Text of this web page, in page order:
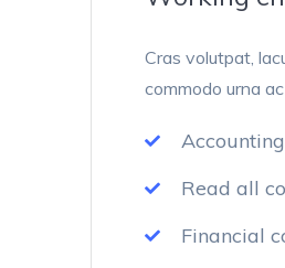
Cras volutpat,
commodo urna
Read all
Financial